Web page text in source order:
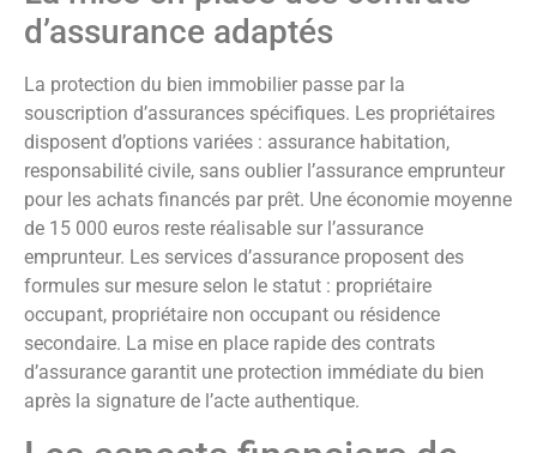
d’assurance adaptés
La protection du bien immobilier passe par la
souscription d’assurances spécifiques. Les propriétaires
disposent d’options variées : assurance habitation,
responsabilité civile, sans oublier l’assurance emprunteur
pour les achats financés par prêt. Une économie moyenne
de 15 000 euros reste réalisable sur l’assurance
emprunteur. Les services d’assurance proposent des
formules sur mesure selon le statut : propriétaire
occupant, propriétaire non occupant ou résidence
secondaire. La mise en place rapide des contrats
d’assurance garantit une protection immédiate du bien
après la signature de l’acte authentique.